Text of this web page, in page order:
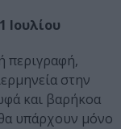
περιγραφή,
στην
και βαρήκοα
υπάρχουν μόνο